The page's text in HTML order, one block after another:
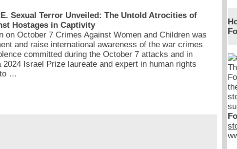
Sexual Terror Unveiled: The Untold Atrocities of
Hostages in Captivity
on October 7 Crimes Against Women and Children was
and raise international awareness of the war crimes
committed during the October 7 attacks and in
Israel Prize laureate and expert in human rights
to …